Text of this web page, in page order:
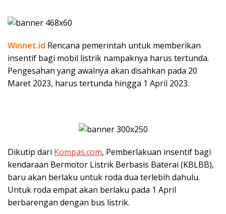
Winnet.id Rencana pemerintah untuk memberikan
insentif bagi mobil listrik nampaknya harus tertunda.
Pengesahan yang awalnya akan disahkan pada 20
Maret 2023, harus tertunda hingga 1 April 2023.
Dikutip dari Kompas.com, Pemberlakuan insentif bagi
kendaraan Bermotor Listrik Berbasis Baterai (KBLBB),
baru akan berlaku untuk roda dua terlebih dahulu.
Untuk roda empat akan berlaku pada 1 April
berbarengan dengan bus listrik.